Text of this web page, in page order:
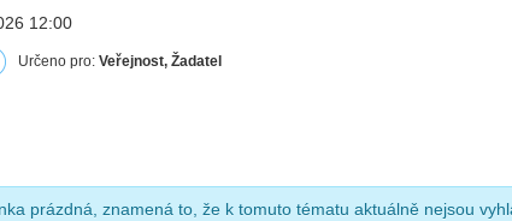
12:00
Určeno pro:Veřejnost, Žadatel
prázdná, znamená to, že k tomuto tématu aktuálně nejsou